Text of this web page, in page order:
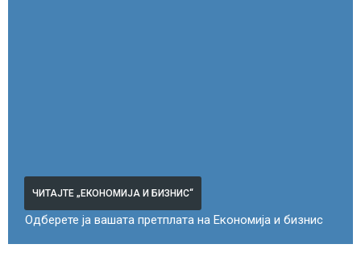
ЧИТАЈТЕ „ЕКОНОМИЈА И БИЗНИС“
Одберете ја вашата претплата на Економија и бизнис